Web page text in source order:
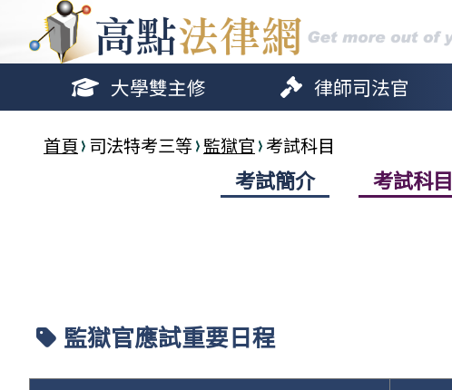
大學雙主修 律師司法官
首頁 司法特考三等 監獄官 考試科目
考試簡介 考試科目
監獄官應試重要日程